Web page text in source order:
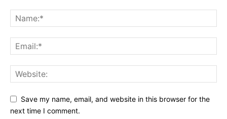
Save my name, email, and website in this browser for the
next time I comment.